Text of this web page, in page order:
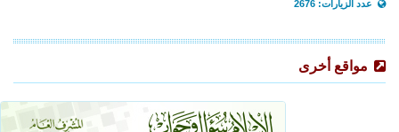
عدد الزيارات: 2676
مواقع أخرى